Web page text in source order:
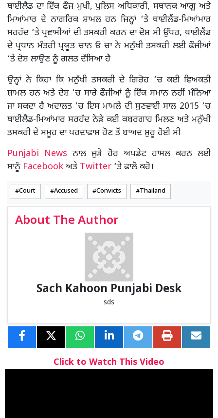
ਥਾਈਲੈਂਡ ਦਾ ਇੱਕ ਫੌਜ ਮੁਖੀ, ਪੁਲਿਸ ਅਧਿਕਾਰੀ, ਸਥਾਨਕ ਆਗੂ ਅਤੇ
ਮਿਆਂਮਾਰ ਦੇ ਨਾਗਰਿਕ ਸ਼ਾਮਲ ਹਨ ਜਿਨ੍ਹਾਂ ‘ਤੇ ਥਾਈਲੈਂਡ-ਮਿਆਂਮਾਰ
ਸਰਹੱਦ ‘ਤੇ ਪ੍ਰਵਾਸੀਆਂ ਦੀ ਤਸਕਰੀ ਕਰਨ ਦਾ ਦੋਸ਼ ਸੀ ਉੱਧਰ, ਥਾਈਲੈਂਡ
ਦੇ ਪ੍ਰਧਾਨ ਮੰਤਰੀ ਪ੍ਰਯੂਤ ਚਾਨ ਓ ਚਾ ਨੇ ਮਨੁੱਖੀ ਤਸਕਰੀ ਲਈ ਫੌਜੀਆਂ
‘ਤੇ ਦੋਸ਼ ਲਾਉਣ ਨੂੰ ਗਲਤ ਦੱਸਿਆ ਹੈ
ਉਨ੍ਹਾਂ ਨੇ ਕਿਹਾ ਕਿ ਮਨੁੱਖੀ ਤਸਕਰੀ ਦੇ ਗਿਰੋਹ ‘ਚ ਕਈ ਵਿਅਕਤੀ
ਸ਼ਾਮਲ ਹਨ ਅਤੇ ਦੇਸ਼ ‘ਚ ਸਾਰੇ ਫੌਜੀਆਂ ਨੂੰ ਇੱਕ ਸਮਾਨ ਨਹੀਂ ਮੰਨਿਆ
ਜਾ ਸਕਦਾ ਹੈ ਅਦਾਲਤ ‘ਚ ਇਸ ਮਾਮਲੇ ਦੀ ਸੁਣਵਾਈ ਸਾਲ 2015 ‘ਚ
ਥਾਈਲੈਂਡ-ਮਿਆਂਮਾਰ ਸਰਹੱਦ ਨੇੜੇ ਕਈ ਕਬਰਗਾਹ ਮਿਲਣ ਅਤੇ ਮਨੁੱਖੀ
ਤਸਕਰੀ ਦੇ ਸਮੂਹ ਦਾ ਪਰਦਾਫਾਸ਼ ਹੋਣ ਤੋਂ ਬਾਅਦ ਸ਼ੁਰੂ ਹੋਈ ਸੀ
Punjabi News ਨਾਲ ਜੁੜੇ ਹੋਰ ਅਪਡੇਟ ਹਾਸਲ ਕਰਨ ਲਈ
ਸਾਨੂੰ Facebook ਅਤੇ Twitter ‘ਤੇ ਫਾਲੋ ਕਰੋ।
Court Accused Convicts Thailand
About The Author
Sach Kahoon Punjabi Desk
sds
Click to Watch This Video